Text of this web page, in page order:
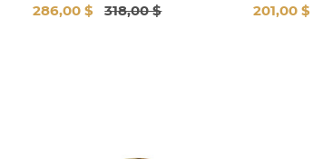
286,00 $ 318,00 $ 201,00 $